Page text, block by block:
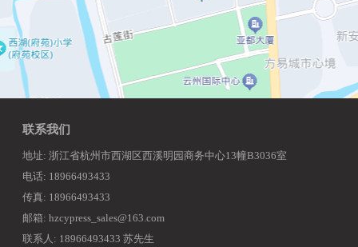
联系我们
地址: 浙江省杭州市西湖区西溪明园商务中心13幢B3036室
电话: 18966493433
传真: 18966493433
邮箱: hzcypress_sales@163.com
联系人: 18966493433 苏先生